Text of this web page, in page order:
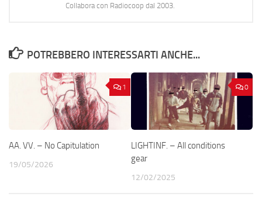
Collabora con Radiocoop dal 2003.
POTREBBERO INTERESSARTI ANCHE...
1
AA. VV. – No Capitulation
19/05/2026
0
LIGHTINF. – All conditions
gear
12/02/2025